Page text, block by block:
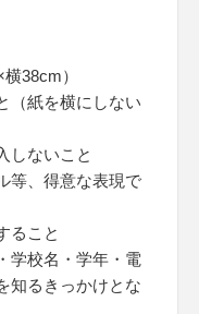
38cm）
（紙を横にしない
しないこと
等、得意な表現で
ること
学校名・学年・電
知るきっかけとな